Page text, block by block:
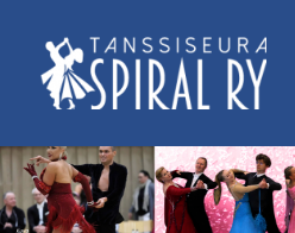
Tanssiseura
Spiral
ry